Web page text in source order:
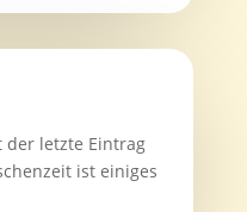
der letzte Eintrag
ist einiges